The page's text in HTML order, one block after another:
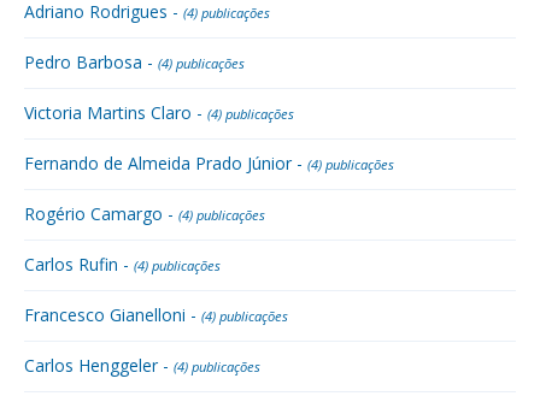
Adriano Rodrigues - (4) publicações
Pedro Barbosa - (4) publicações
Victoria Martins Claro - (4) publicações
Fernando de Almeida Prado Júnior - (4) publicações
Rogério Camargo - (4) publicações
Carlos Rufin - (4) publicações
Francesco Gianelloni - (4) publicações
Carlos Henggeler - (4) publicações